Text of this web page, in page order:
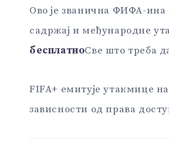
Ово је званична ФИФА-
садржај и међународне
бесплатноСве што треба
FIFA+ емитује утакмице
зависности од права